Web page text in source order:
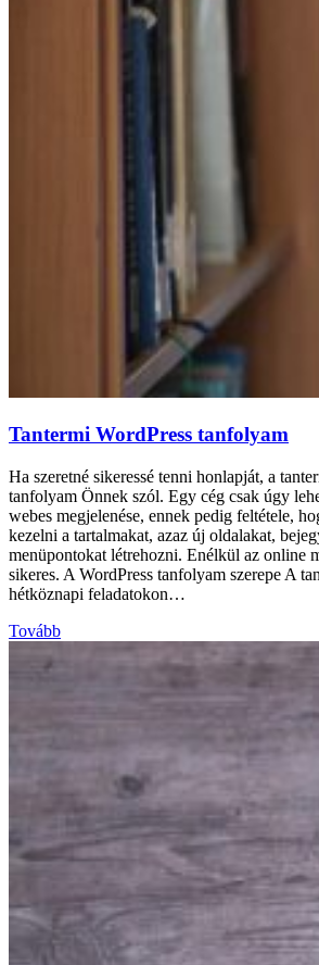
Tantermi WordPress tanfolyam
Ha szeretné sikeressé tenni honlapját, a
tanfolyam Önnek szól. Egy cég csak úgy
webes megjelenése, ennek pedig feltétele,
kezelni a tartalmakat, azaz új oldalakat,
menüpontokat létrehozni. Enélkül az online
sikeres. A WordPress tanfolyam szerepe A
hétköznapi feladatokon…
Tovább